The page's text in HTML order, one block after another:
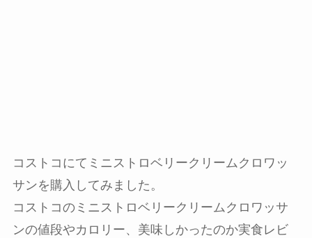
コストコにてミニストロベリークリームクロワッ
サンを購入してみました。
コストコのミニストロベリークリームクロワッサ
ンの値段やカロリー、美味しかったのか実食レビ